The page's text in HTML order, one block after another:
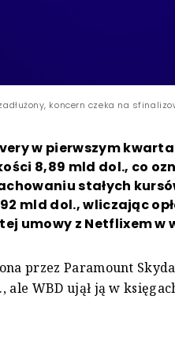
koncern czeka na
w pierwszym
8,89 mld dol., co
stałych
mld dol., wliczając
umowy z Netflixem w
przez Paramount
ale WBD ujął ją w